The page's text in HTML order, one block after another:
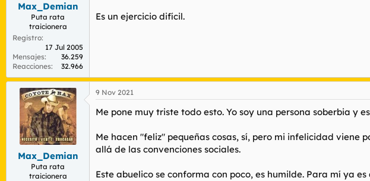
Max_Demian
Puta rata
traicionera
Registro
17 Jul 2005
Mensajes
36.259
Reacciones
32.966
Es un ejercicio difícil.
Max_Demian
Puta rata
traicionera
9 Nov 2021
Me pone muy triste todo esto. Yo soy una persona soberbia y
Me hacen "feliz" pequeñas cosas, sí, pero mi infelicidad
allá de las convenciones sociales.
Este abuelico se conforma con poco, es humilde. Para mí ya